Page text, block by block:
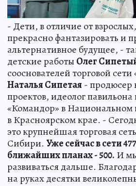
- Дети, в отличие от
прекрасно фантазировать и
альтернативное будущее, -
детские работы Олег
сооснователей торговой
Наталья Сипетая - продюсер
проектов, идеолог
«Командор» в Национальном
в Красноярском крае. -
это крупнейшая торговая
Сибири. Уже сейчас в сети
ближайших планах - 500. И
развиваться дальше.
на руках десятки